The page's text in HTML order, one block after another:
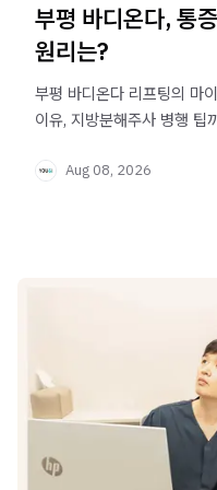
부평 바디온다, 통
원리는?
부평 바디온다 리프팅의 마
이유, 지방분해주사 병행 팁
Aug 08, 2026